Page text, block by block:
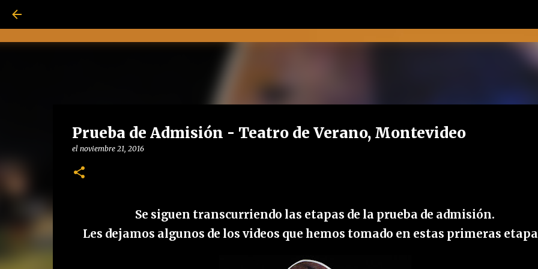
Prueba de Admisión - Teatro de Verano, Montevideo
el noviembre 21, 2016
Se siguen transcurriendo las etapas de la prueba de admisión.
Les dejamos algunos de los videos que hemos tomado en estas primeras